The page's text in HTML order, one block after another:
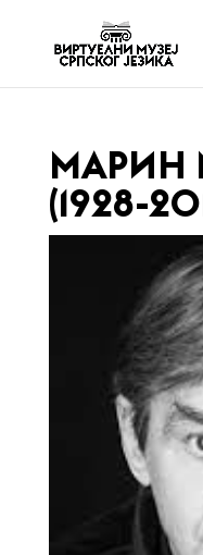
МАРИН
(1928-